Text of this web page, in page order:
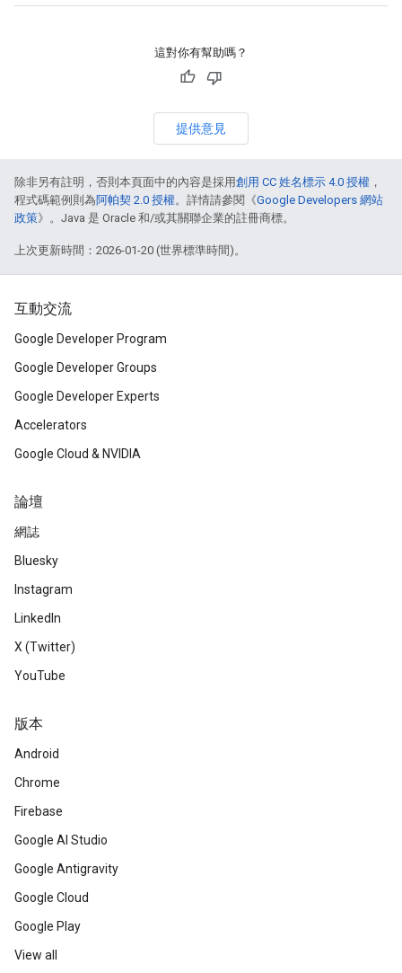
這對你有幫助嗎？
提供意見
除非另有註明，否則本頁面中的內容是採用創用 CC 姓名標示 4.0 授權 ，
程式碼範例則為阿帕契 2.0 授權。詳情請參閱《Google Developers 網站
政策》。Java 是 Oracle 和/或其關聯企業的註冊商標。
上次更新時間：2026-01-20 (世界標準時間)。
互動交流
Google Developer Program
Google Developer Groups
Google Developer Experts
Accelerators
Google Cloud & NVIDIA
論壇
網誌
Bluesky
Instagram
LinkedIn
X (Twitter)
YouTube
版本
Android
Chrome
Firebase
Google AI Studio
Google Antigravity
Google Cloud
Google Play
View all